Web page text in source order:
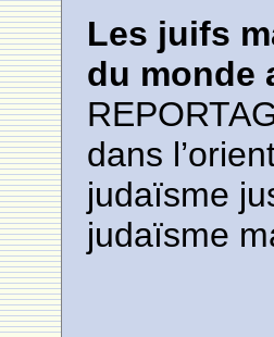
Les juifs
du monde
dans
judaïsme
judaïsme